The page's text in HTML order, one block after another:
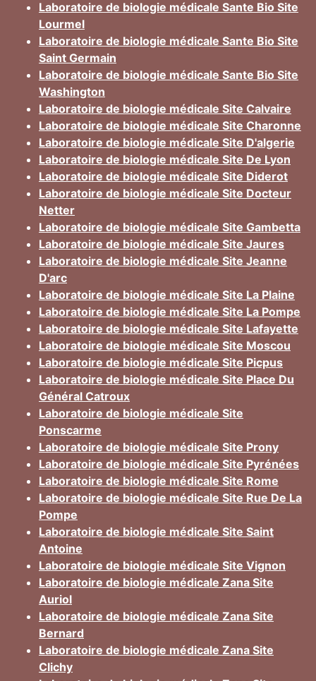
Laboratoire de biologie médicale Sante Bio Site
Lourmel
Laboratoire de biologie médicale Sante Bio Site
Saint Germain
Laboratoire de biologie médicale Sante Bio Site
Washington
Laboratoire de biologie médicale Site Calvaire
Laboratoire de biologie médicale Site Charonne
Laboratoire de biologie médicale Site D'algerie
Laboratoire de biologie médicale Site De Lyon
Laboratoire de biologie médicale Site Diderot
Laboratoire de biologie médicale Site Docteur
Netter
Laboratoire de biologie médicale Site Gambetta
Laboratoire de biologie médicale Site Jaures
Laboratoire de biologie médicale Site Jeanne
D'arc
Laboratoire de biologie médicale Site La Plaine
Laboratoire de biologie médicale Site La Pompe
Laboratoire de biologie médicale Site Lafayette
Laboratoire de biologie médicale Site Moscou
Laboratoire de biologie médicale Site Picpus
Laboratoire de biologie médicale Site Place Du
Général Catroux
Laboratoire de biologie médicale Site
Ponscarme
Laboratoire de biologie médicale Site Prony
Laboratoire de biologie médicale Site Pyrénées
Laboratoire de biologie médicale Site Rome
Laboratoire de biologie médicale Site Rue De La
Pompe
Laboratoire de biologie médicale Site Saint
Antoine
Laboratoire de biologie médicale Site Vignon
Laboratoire de biologie médicale Zana Site
Auriol
Laboratoire de biologie médicale Zana Site
Bernard
Laboratoire de biologie médicale Zana Site
Clichy